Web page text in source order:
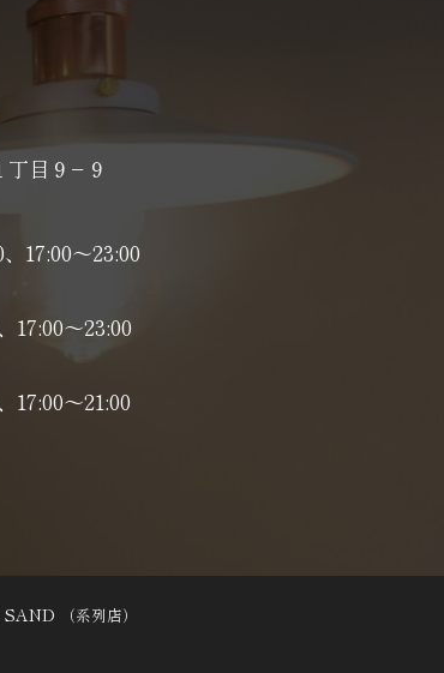
丁目９−９
17:00～23:00
17:00〜23:00
17:00〜21:00
（系列店）